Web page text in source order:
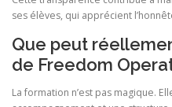
ses élèves, qui apprécient
Que peut
de Freedom
La formation n’est pas magique.